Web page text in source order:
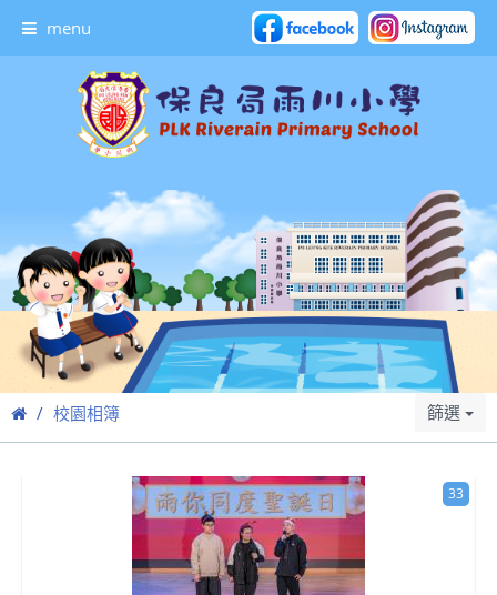
menu
校園相簿 篩選
33